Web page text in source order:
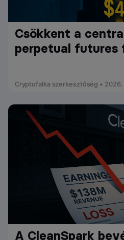
Csökkent a
perpetual futures
Cryptofalka szerkesztőség • 2026.
A CleanSpark